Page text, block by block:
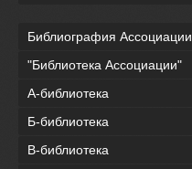
Библиография Ассоциации
"Библиотека Ассоциации"
А-библиотека
Б-библиотека
В-библиотека